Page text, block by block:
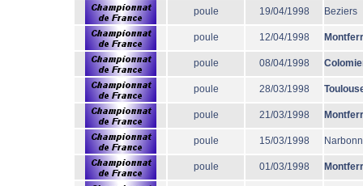
poule 19/04/1998 Beziers
poule 12/04/1998
poule 08/04/1998
poule 28/03/1998
poule 21/03/1998
poule 15/03/1998
poule 01/03/1998